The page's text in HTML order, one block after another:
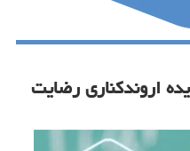
اروندكناری رضایت